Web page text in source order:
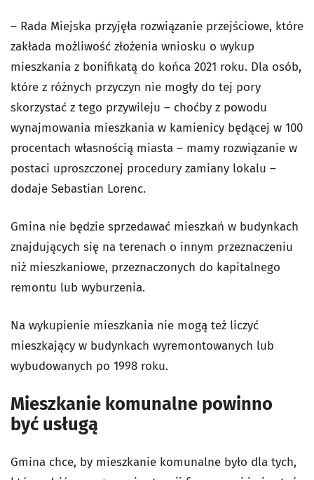
– Rada Miejska przyjęła rozwiązanie przejściowe, które
zakłada możliwość złożenia wniosku o wykup
mieszkania z bonifikatą do końca 2021 roku. Dla osób,
które z różnych przyczyn nie mogły do tej pory
skorzystać z tego przywileju – choćby z powodu
wynajmowania mieszkania w kamienicy będącej w 100
procentach własnością miasta – mamy rozwiązanie w
postaci uproszczonej procedury zamiany lokalu –
dodaje Sebastian Lorenc.
Gmina nie będzie sprzedawać mieszkań w budynkach
znajdujących się na terenach o innym przeznaczeniu
niż mieszkaniowe, przeznaczonych do kapitalnego
remontu lub wyburzenia.
Na wykupienie mieszkania nie mogą też liczyć
mieszkający w budynkach wyremontowanych lub
wybudowanych po 1998 roku.
Mieszkanie komunalne powinno
być usługą
Gmina chce, by mieszkanie komunalne było dla tych,